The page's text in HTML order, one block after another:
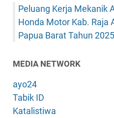
Peluang Kerja Mekanik
Honda Motor Kab. Raja
Papua Barat Tahun 2025
MEDIA NETWORK
ayo24
Tabik ID
Katalistiwa